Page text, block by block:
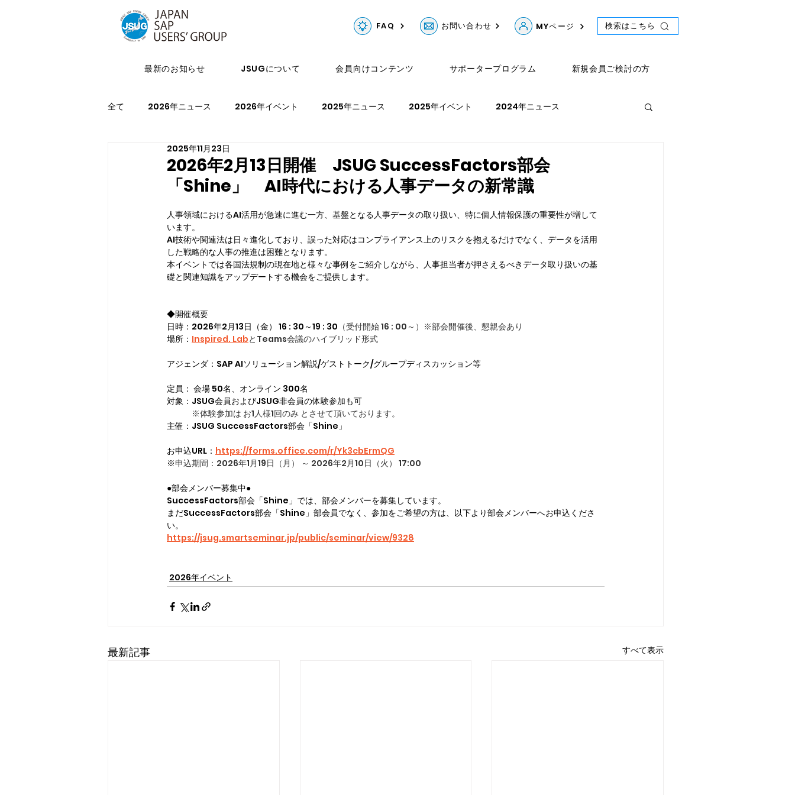
FAQ お問い合わせ MYページ 検索はこちら
最新のお知らせ JSUGについて 会員向けコンテンツ サポータープログラム 新規会員ご検討の方
全て 2026年ニュース 2026年イベント 2025年ニュース 2025年イベント 2024年ニュース
2024年イベント 2023年ニュース 2022年イベント
2026年2月13日開催 JSUG SuccessFactors部会
「Shine」 AI時代における人事データの新常識
2025年11月23日
人事領域におけるAI活用が急速に進む一方、基盤となる人事データの取り扱い、特に個人情報保護の重要性が増して
います。
AI技術や関連法は日々進化しており、誤った対応はコンプライアンス上のリスクを抱えるだけでなく、データを活用
した戦略的な人事の推進は困難となります。
本イベントでは各国法規制の現在地と様々な事例をご紹介しながら、人事担当者が押さえるべきデータ取り扱いの基
礎と関連知識をアップデートする機会をご提供します。
◆開催概要
日時：2026年2月13日（金） 16 : 30～19 : 30 （受付開始 16 : 00～）※部会開催後、懇親会あり
場所： Inspired. LabとTeams会議のハイブリッド形式
アジェンダ：SAP AIソリューション解説/ゲストトーク/グループディスカッション等
定員： 会場 50名、オンライン 300名
対象： JSUG会員およびJSUG非会員の体験参加も可
※体験参加は お1人様1回のみ とさせて頂いております。
主催：JSUG SuccessFactors部会「Shine」
お申込URL： https://forms.office.com/r/Yk3cbErmQG
※申込期間：2026年1月19日（月） ～ 2026年2月10日（火） 17:00
●部会メンバー募集中●
SuccessFactors部会「Shine」では、部会メンバーを募集しています。
まだSuccessFactors部会「Shine」部会員でなく、参加をご希望の方は、以下より部会メンバーへお申込くださ
い。
https://jsug.smartseminar.jp/public/seminar/view/9328
2026年イベント
最新記事 すべて表示